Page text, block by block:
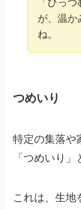
「ひっ
が、温か
ね。
つめいり
特定の集落や
「つめいり
これは、生地